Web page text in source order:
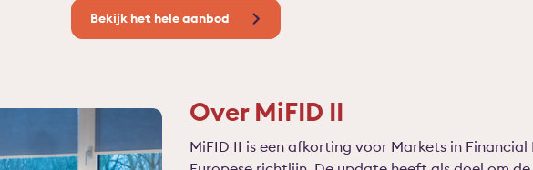
Bekijk het hele aanbod
Over MiFID II
MiFID II is een afkorting voor Markets in